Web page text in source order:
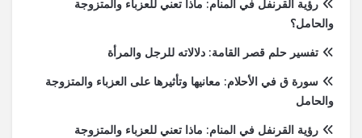
رؤية القرنفل في المنام: ماذا تعني للعزباء والمتزوجة
والحامل؟
تفسير حلم قصر القامة: دلالاته للرجل والمرأة
سورة ق في الأحلام: معانيها وتأثيرها على العزباء والمتزوجة
والحامل
رؤية القرنفل في المنام: ماذا تعني للعزباء والمتزوجة